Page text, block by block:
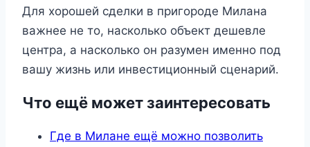
Для хорошей сделки в пригороде Милана
важнее не то, насколько объект дешевле
центра, а насколько он разумен именно под
вашу жизнь или инвестиционный сценарий.
Что ещё может заинтересовать
Где в Милане ещё можно позволить